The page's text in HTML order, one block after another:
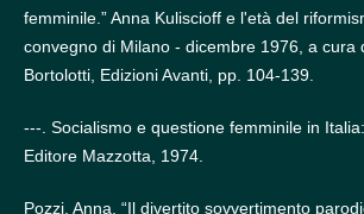
femminile.” Anna Kuliscioff e l'età del
convegno di Milano - dicembre 1976, a cura
Bortolotti, Edizioni Avanti, pp. 104-139.
---. Socialismo e questione femminile in
Editore Mazzotta, 1974.
Pozzi, Anna. “Il divertito sovvertimento